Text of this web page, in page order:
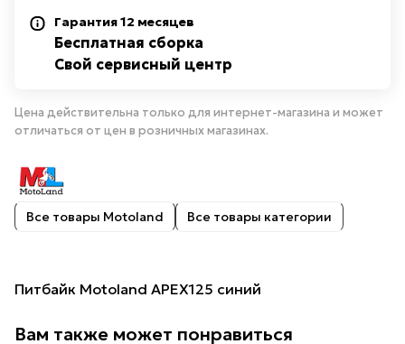
Гарантия 12 месяцев
Бесплатная сборка
Свой сервисный центр
Цена действительна только для интернет-магазина и может
отличаться от цен в розничных магазинах.
Все товары Motoland Все товары категории
Питбайк Motoland APEX125 синий
Вам также может понравиться